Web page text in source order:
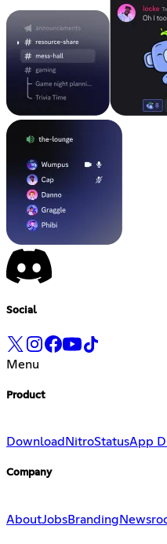
Social
Menu
Product
Download NitroStatusApp
Company
AboutJobsBranding